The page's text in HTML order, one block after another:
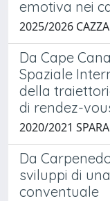
emotiva nei
2025/2026
Da Cape
Spaziale
della
di rendez-
2020/2021
Da
sviluppi di
conventuale